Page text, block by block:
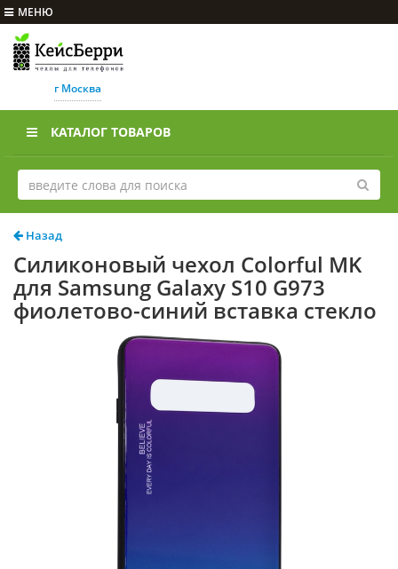
МЕНЮ
г Москва
КАТАЛОГ ТОВАРОВ
Назад
Силиконовый чехол Colorful MK
для Samsung Galaxy S10 G973
фиолетово-синий вставка стекло